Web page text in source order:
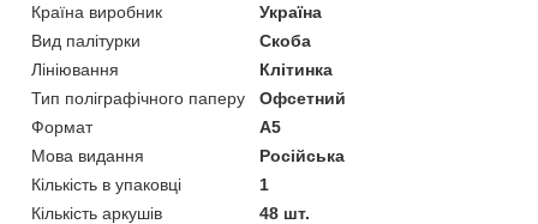
Країна виробник
Україна
Вид палітурки
Скоба
Лініювання
Клітинка
Тип поліграфічного паперу
Офсетний
Формат
A5
Мова видання
Російська
Кількість в упаковці
1
Кількість аркушів
48 шт.